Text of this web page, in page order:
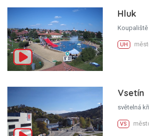
Hluk
Koupaliště
UH
Vsetín
světelná
VS